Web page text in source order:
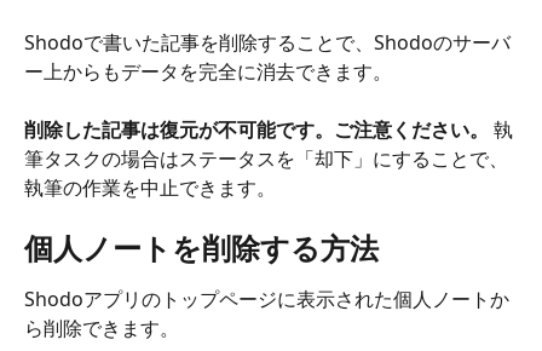
Shodoで書いた記事を削除することで、Shodoのサーバ
ー上からもデータを完全に消去できます。
削除した記事は復元が不可能です。ご注意ください。
執
筆タスクの場合はステータスを「却下」にすることで、
執筆の作業を中止できます。
個人ノートを削除する方法
Shodoアプリのトップページに表示された個人ノートか
ら削除できます。